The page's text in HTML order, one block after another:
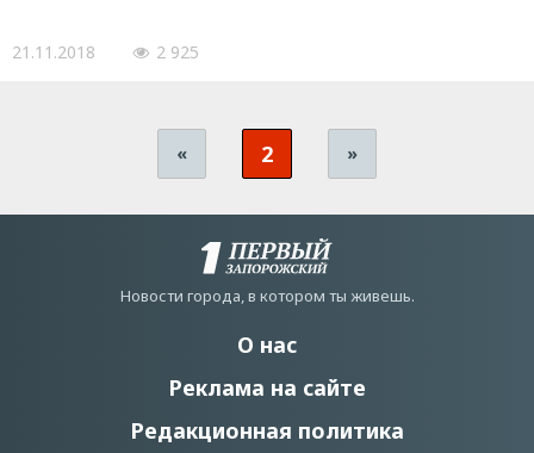
21.11.2018 2 925
« 2 »
Новости города, в котором ты живешь.
О нас
Реклама на сайте
Редакционная политика